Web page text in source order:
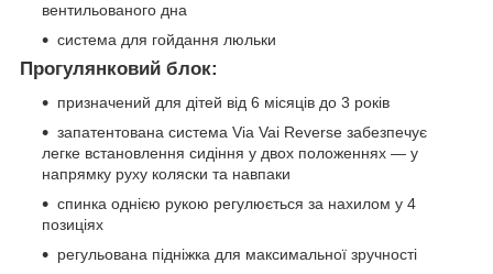
вентильованого дна
система для гойдання люльки
Прогулянковий блок:
призначений для дітей від 6 місяців до 3 років
запатентована система Via Vai Reverse забезпечує
легке встановлення сидіння у двох положеннях — у
напрямку руху коляски та навпаки
спинка однією рукою регулюється за нахилом у 4
позиціях
регульована підніжка для максимальної зручності